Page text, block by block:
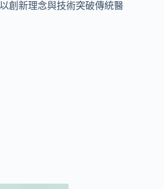
創新理念與技術突破傳統醫